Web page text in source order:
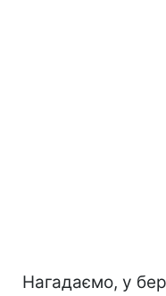
Нагадаємо, у